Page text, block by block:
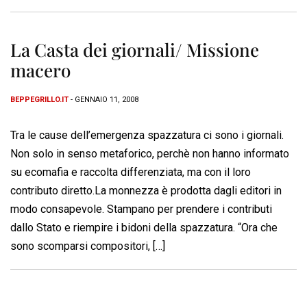
La Casta dei giornali/ Missione
macero
BEPPEGRILLO.IT - GENNAIO 11, 2008
Tra le cause dell’emergenza spazzatura ci sono i giornali.
Non solo in senso metaforico, perchè non hanno informato
su ecomafia e raccolta differenziata, ma con il loro
contributo diretto.La monnezza è prodotta dagli editori in
modo consapevole. Stampano per prendere i contributi
dallo Stato e riempire i bidoni della spazzatura. “Ora che
sono scomparsi compositori, […]